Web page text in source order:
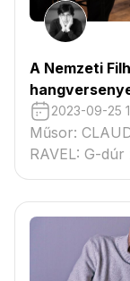
A Nemzeti
2023-09-25
Műsor:
RAVEL: G-
Concerto, Sz.